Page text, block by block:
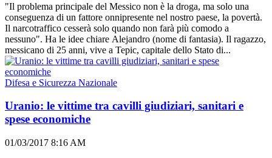
"Il problema principale del Messico non è la droga, ma solo una
conseguenza di un fattore onnipresente nel nostro paese, la povertà.
Il narcotraffico cesserà solo quando non farà più comodo a
nessuno". Ha le idee chiare Alejandro (nome di fantasia). Il ragazzo,
messicano di 25 anni, vive a Tepic, capitale dello Stato di...
Difesa e Sicurezza Nazionale
Uranio: le vittime tra cavilli giudiziari, sanitari e
spese economiche
01/03/2017 8:16 AM